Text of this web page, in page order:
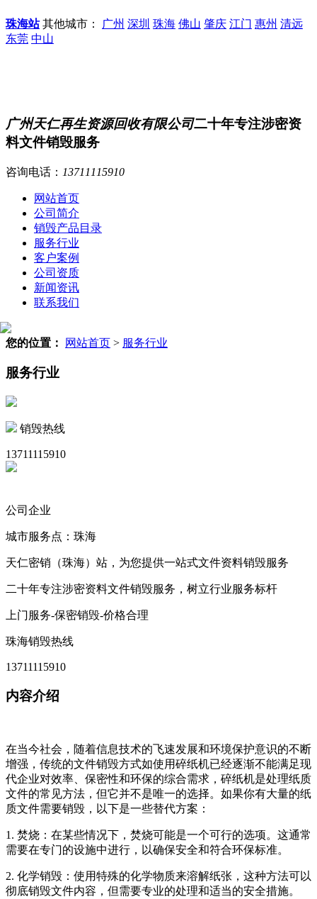
珠海站其他城市： 广州 深圳 珠海 佛山 肇庆 江门 惠州 清远
东莞 中山
广州天仁再生资源回收有限公司二十年专注涉密资
料文件销毁服务
咨询电话： 13711115910
网站首页
公司简介
销毁产品目录
服务行业
客户案例
公司资质
新闻资讯
联系我们
您的位置： 网站首页 > 服务行业
服务行业
销毁热线
13711115910
公司企业
城市服务点：珠海
天仁密销（珠海）站，为您提供一站式文件资料销毁服务
二十年专注涉密资料文件销毁服务，树立行业服务标杆
上门服务-保密销毁-价格合理
珠海销毁热线
13711115910
内容介绍
在当今社会，随着信息技术的飞速发展和环境保护意识的不断
增强，传统的文件销毁方式如使用碎纸机已经逐渐不能满足现
代企业对效率、保密性和环保的综合需求，碎纸机是处理纸质
文件的常见方法，但它并不是唯一的选择。如果你有大量的纸
质文件需要销毁，以下是一些替代方案：
1. 焚烧：在某些情况下，焚烧可能是一个可行的选项。这通常
需要在专门的设施中进行，以确保安全和符合环保标准。
2. 化学销毁：使用特殊的化学物质来溶解纸张，这种方法可以
彻底销毁文件内容，但需要专业的处理和适当的安全措施。